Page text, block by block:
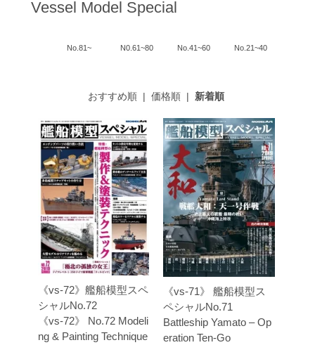
Vessel Model Special
No.81~ N0.61~80 No.41~60 No.21~40
おすすめ順 |価格順 | 新着順
《vs-72》艦船模型スペ
シャルNo.72
《vs-72》 No.72 Modeli
ng & Painting Technique
《vs-71》 艦船模型ス
ペシャルNo.71
Battleship Yamato – Op
eration Ten-Go